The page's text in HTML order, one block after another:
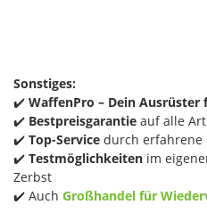
Sonstiges:
✔️ WaffenPro – Dein Ausrüster
✔️ Bestpreisgarantie auf alle
✔️ Top-Service durch erfahrene
✔️ Testmöglichkeiten im
Zerbst
✔️ Auch Großhandel für